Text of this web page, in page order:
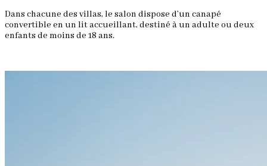
Dans chacune des villas, le salon dispose d’un canapé
convertible en un lit accueillant, destiné à un adulte ou deux
enfants de moins de 18 ans.